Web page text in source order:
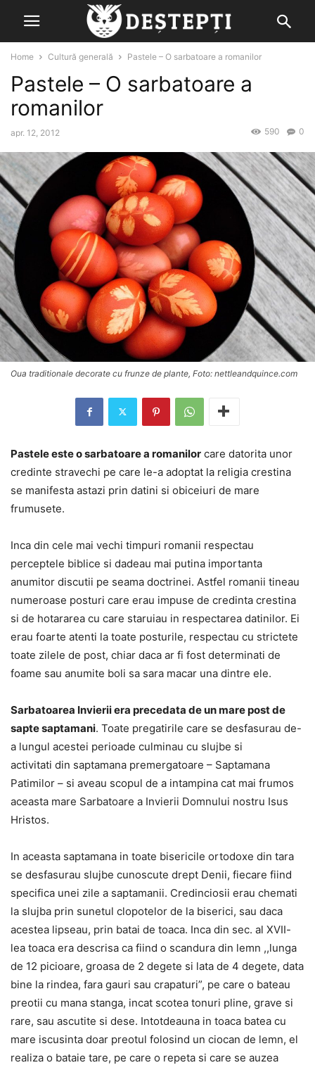
Home Cultură generală Pastele – O sarbatoare a romanilor
Pastele – O sarbatoare a
romanilor
apr. 12, 2012 0
590
Oua traditionale decorate cu frunze de plante, Foto: nettleandquince.com
Pastele este o sarbatoare a romanilor care datorita unor
credinte stravechi pe care le-a adoptat la religia crestina
se manifesta astazi prin datini si obiceiuri de mare
frumusete.
Inca din cele mai vechi timpuri romanii respectau
perceptele biblice si dadeau mai putina importanta
anumitor discutii pe seama doctrinei. Astfel romanii tineau
numeroase posturi care erau impuse de credinta crestina
si de hotararea cu care staruiau in respectarea datinilor. Ei
erau foarte atenti la toate posturile, respectau cu strictete
toate zilele de post, chiar daca ar fi fost determinati de
foame sau anumite boli sa sara macar una dintre ele.
Sarbatoarea Invierii era precedata de un mare post de
sapte saptamani. Toate pregatirile care se desfasurau de-
a lungul acestei perioade culminau cu slujbe si
activitati din saptamana premergatoare – Saptamana
Patimilor – si aveau scopul de a intampina cat mai frumos
aceasta mare Sarbatoare a Invierii Domnului nostru Isus
Hristos.
In aceasta saptamana in toate bisericile ortodoxe din tara
se desfasurau slujbe cunoscute drept Denii, fiecare fiind
specifica unei zile a saptamanii. Credinciosii erau chemati
la slujba prin sunetul clopotelor de la biserici, sau daca
acestea lipseau, prin batai de toaca. Inca din sec. al XVII-
lea toaca era descrisa ca fiind o scandura din lemn ,,lunga
de 12 picioare, groasa de 2 degete si lata de 4 degete, data
bine la rindea, fara gauri sau crapaturi”, pe care o bateau
preotii cu mana stanga, incat scotea tonuri pline, grave si
rare, sau ascutite si dese. Intotdeauna in toaca batea cu
mare iscusinta doar preotul folosind un ciocan de lemn, el
realiza o bataie tare, pe care o repeta si care se auzea